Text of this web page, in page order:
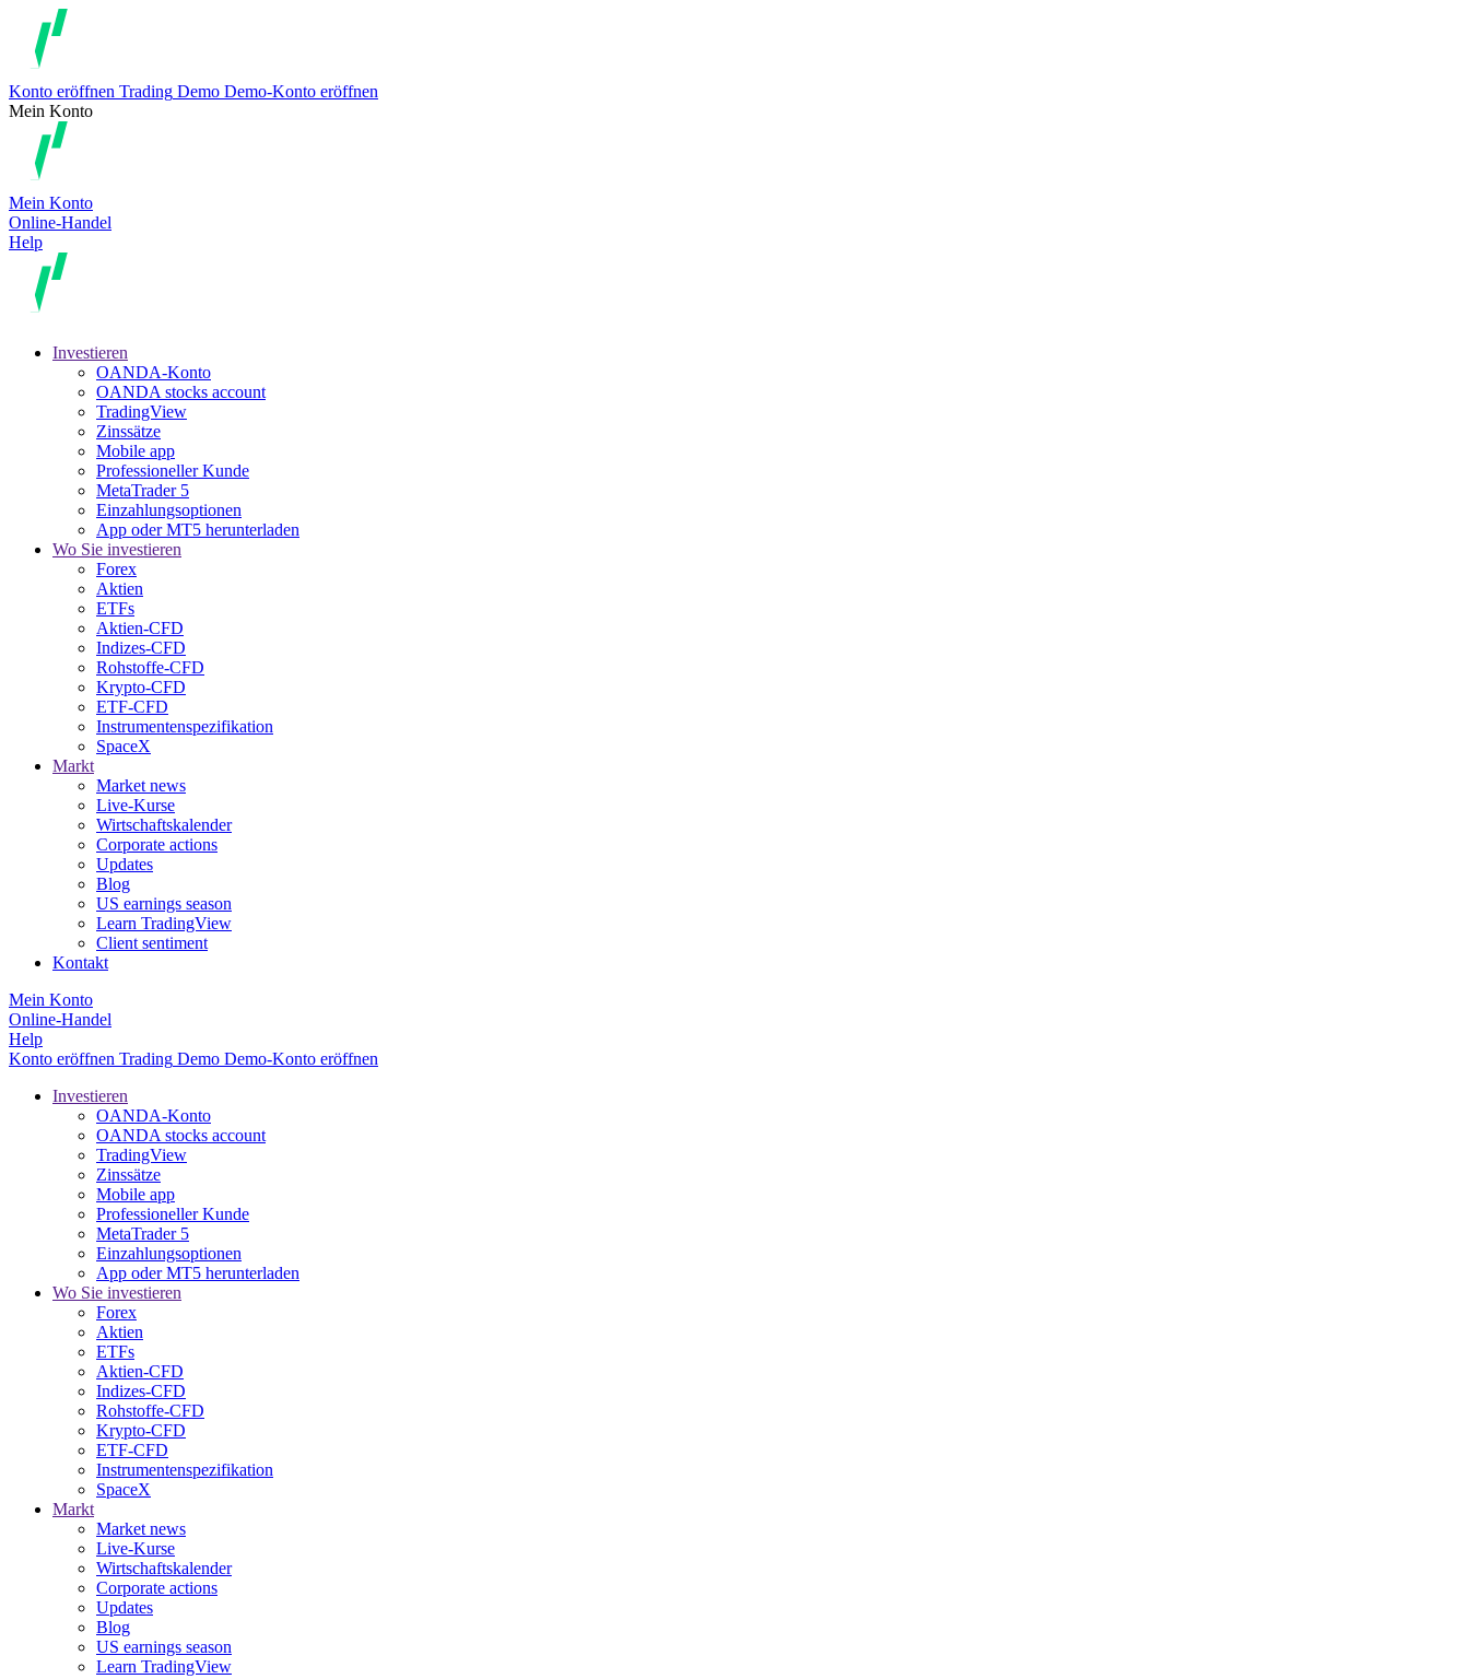
Konto eröffnen Trading Demo Demo-Konto eröffnen
Mein Konto
Mein Konto
Online-Handel
Help
Investieren
OANDA-Konto
OANDA stocks account
TradingView
Zinssätze
Mobile app
Professioneller Kunde
MetaTrader 5
Einzahlungsoptionen
App oder MT5 herunterladen
Wo Sie investieren
Forex
Aktien
ETFs
Aktien-CFD
Indizes-CFD
Rohstoffe-CFD
Krypto-CFD
ETF-CFD
Instrumentenspezifikation
SpaceX
Markt
Market news
Live-Kurse
Wirtschaftskalender
Corporate actions
Updates
Blog
US earnings season
Learn TradingView
Client sentiment
Kontakt
Mein Konto
Online-Handel
Help
Konto eröffnen Trading Demo Demo-Konto eröffnen
Investieren
OANDA-Konto
OANDA stocks account
TradingView
Zinssätze
Mobile app
Professioneller Kunde
MetaTrader 5
Einzahlungsoptionen
App oder MT5 herunterladen
Wo Sie investieren
Forex
Aktien
ETFs
Aktien-CFD
Indizes-CFD
Rohstoffe-CFD
Krypto-CFD
ETF-CFD
Instrumentenspezifikation
SpaceX
Markt
Market news
Live-Kurse
Wirtschaftskalender
Corporate actions
Updates
Blog
US earnings season
Learn TradingView